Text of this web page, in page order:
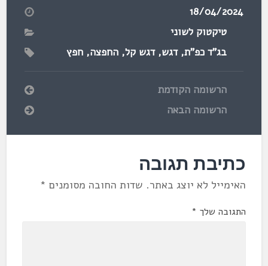
18/04/2024
טיקטוק לשוני
בג"ד כפ"ת,דגש,דגש קל,החפצה,חפץ
הרשומה הקודמת
הרשומה הבאה
כתיבת תגובה
האימייל לא יוצג באתר. שדות החובה מסומנים *
התגובה שלך *